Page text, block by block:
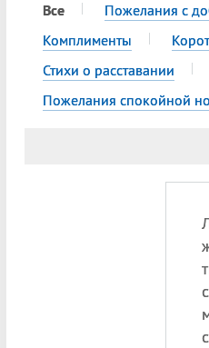
Все Пожелания с
Комплименты
Стихи о расставании
Пожелания спокойной